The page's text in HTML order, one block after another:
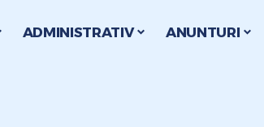
ADMINISTRATIV ANUNTURI